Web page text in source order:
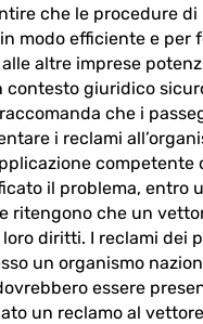
che le procedure di
modo efficiente e per
altre imprese
contesto giuridico
che i
i reclami
competente
il problema, entro
ritengono che un
diritti. I reclami dei
un organismo
essere
un reclamo al